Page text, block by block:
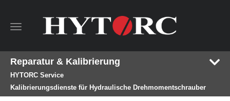
Toggle
Reparatur & Kalibrierung
HYTORC Service
Kalibrierungsdienste für Hydraulische Drehmomentschrauber